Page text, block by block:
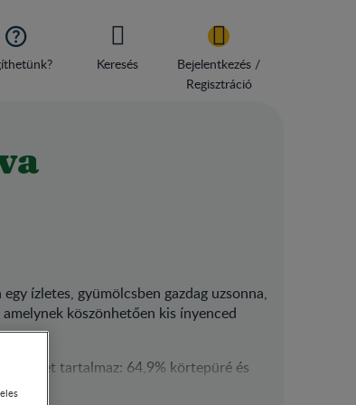

Keresés
Bejelentkezés /
Regisztráció
ízletes, gyümölcsben gazdag uzsonna,
köszönhetően kis ínyenced
tartalmaz: 64,9% körtepüré és
által könnyedén magaddal tudod vinni a